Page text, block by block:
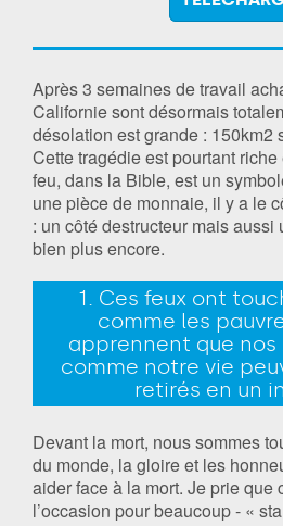
Après 3 semaines de travail
Californie sont désormais
désolation est grande : 150km2
Cette tragédie est pourtant
feu, dans la Bible, est un
une pièce de monnaie, il y a le
: un côté destructeur mais aussi
bien plus encore.
1. Ces feux ont
comme les
apprennent que nos
comme notre vie
retirés en un
Devant la mort, nous sommes
du monde, la gloire et les
aider face à la mort. Je prie que
l’occasion pour beaucoup - «